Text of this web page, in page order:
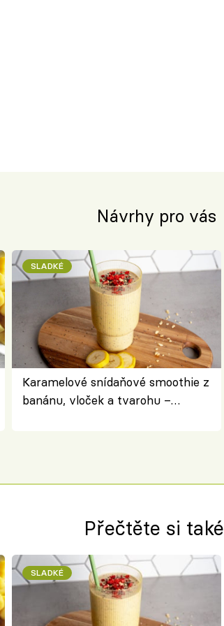
Návrhy pro vás
SLADKÉ
Karamelové snídaňové smoothie z
banánu, vloček a tvarohu –
Přečtěte si také
SLADKÉ